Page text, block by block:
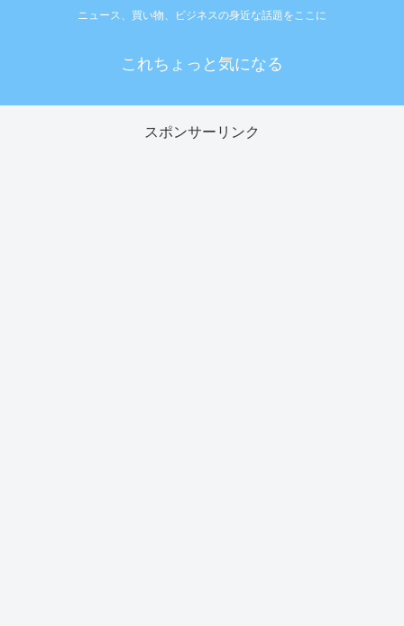
ニュース、買い物、ビジネスの身近な話題をここに
これちょっと気になる
スポンサーリンク